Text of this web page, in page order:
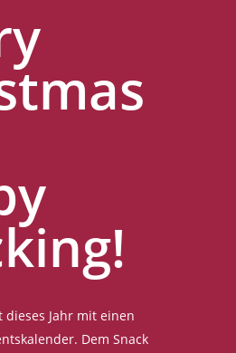
dieses Jahr mit einen
Dem Snack